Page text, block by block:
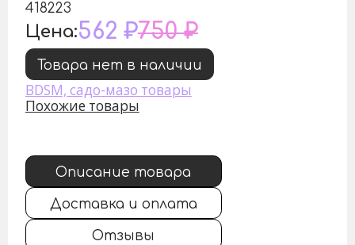
418223
Цена:562 ₽750 ₽
Товара нет в наличии
BDSM, садо-мазо товары
Похожие товары
Описание товара
Доставка и оплата
Отзывы